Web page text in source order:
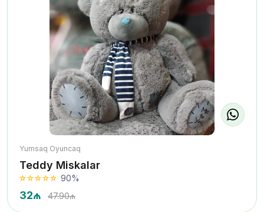
Yumsaq Oyuncaq
Teddy Miskalar
90%
32₼ 47.90₼